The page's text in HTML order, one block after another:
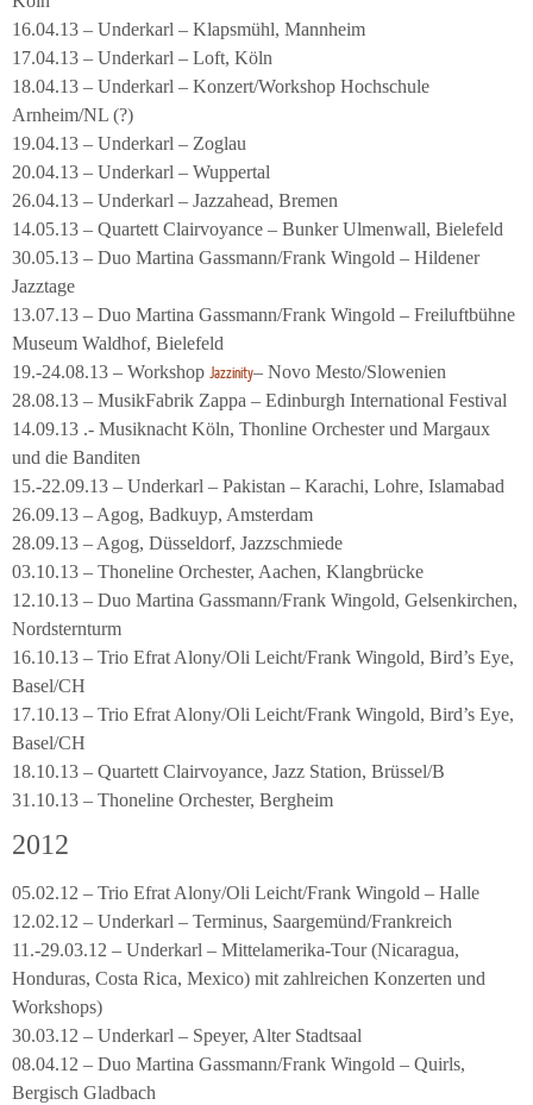
16.04.13 – Underkarl – Klapsmühl, Mannheim
17.04.13 – Underkarl – Loft, Köln
18.04.13 – Underkarl – Konzert/Workshop Hochschule
Arnheim/NL (?)
19.04.13 – Underkarl – Zoglau
20.04.13 – Underkarl – Wuppertal
26.04.13 – Underkarl – Jazzahead, Bremen
14.05.13 – Quartett Clairvoyance – Bunker Ulmenwall, Bielefeld
30.05.13 – Duo Martina Gassmann/Frank Wingold – Hildener
Jazztage
13.07.13 – Duo Martina Gassmann/Frank Wingold – Freiluftbühne
Museum Waldhof, Bielefeld
19.-24.08.13 – Workshop Jazzinity– Novo Mesto/Slowenien
28.08.13 – MusikFabrik Zappa – Edinburgh International Festival
14.09.13 .- Musiknacht Köln, Thonline Orchester und Margaux
und die Banditen
15.-22.09.13 – Underkarl – Pakistan – Karachi, Lohre, Islamabad
26.09.13 – Agog, Badkuyp, Amsterdam
28.09.13 – Agog, Düsseldorf, Jazzschmiede
03.10.13 – Thoneline Orchester, Aachen, Klangbrücke
12.10.13 – Duo Martina Gassmann/Frank Wingold, Gelsenkirchen,
Nordsternturm
16.10.13 – Trio Efrat Alony/Oli Leicht/Frank Wingold, Bird’s Eye,
Basel/CH
17.10.13 – Trio Efrat Alony/Oli Leicht/Frank Wingold, Bird’s Eye,
Basel/CH
18.10.13 – Quartett Clairvoyance, Jazz Station, Brüssel/B
31.10.13 – Thoneline Orchester, Bergheim
2012
05.02.12 – Trio Efrat Alony/Oli Leicht/Frank Wingold – Halle
12.02.12 – Underkarl – Terminus, Saargemünd/Frankreich
11.-29.03.12 – Underkarl – Mittelamerika-Tour (Nicaragua,
Honduras, Costa Rica, Mexico) mit zahlreichen Konzerten und
Workshops)
30.03.12 – Underkarl – Speyer, Alter Stadtsaal
08.04.12 – Duo Martina Gassmann/Frank Wingold – Quirls,
Bergisch Gladbach